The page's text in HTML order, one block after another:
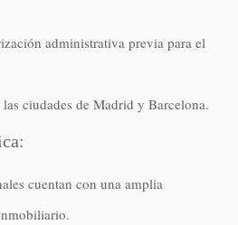
administrativa previa para el
ciudades de Madrid y Barcelona.
cuentan con una amplia